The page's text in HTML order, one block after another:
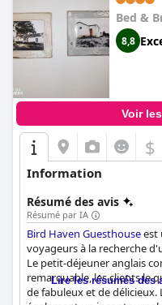
Bed &
8,8
Voir
$
Information
Résumé des avis
Résumé par IA
Bird Haven Guesthouseest
voyageurs à la recherche
Le petit-déjeuner anglais
remarquable, les clients le
de fabuleux et de
Lire les résumés des